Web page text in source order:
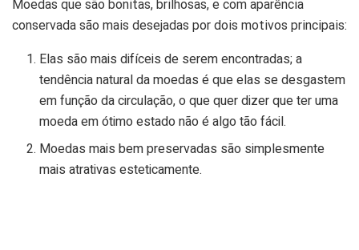
Moedas que são bonitas, brilhosas, e com aparência
conservada são mais desejadas por dois motivos principais:
Elas são mais difíceis de serem encontradas; a
tendência natural da moedas é que elas se desgastem
em função da circulação, o que quer dizer que ter uma
moeda em ótimo estado não é algo tão fácil.
Moedas mais bem preservadas são simplesmente
mais atrativas esteticamente.